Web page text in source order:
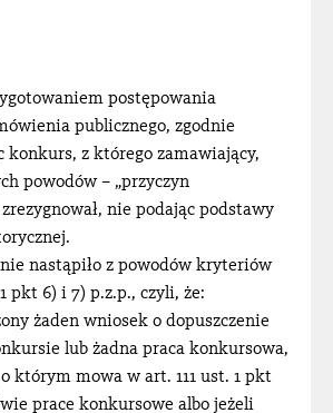
postępowania
publicznego, zgodnie
konkurs, z którego zamawiający,
powodów – „przyczyn
nie podając podstawy
nastąpiło z powodów kryteriów
pkt 6) i 7) p.z.p., czyli, że:
żaden wniosek o dopuszczenie
lub żadna praca konkursowa,
którym mowa w art. 111 ust. 1 pkt
prace konkursowe albo jeżeli